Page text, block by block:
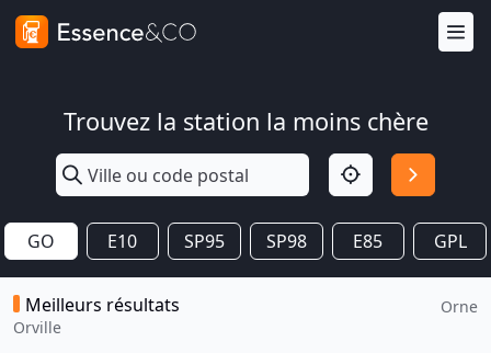
Trouvez la station la moins chère
GO E10 SP95 SP98 E85 GPL
Meilleurs résultats
Orville
Orne